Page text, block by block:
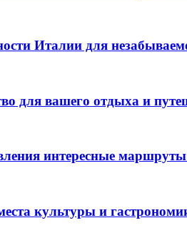
Италии для
для вашего отдыха и
интересные
культуры и